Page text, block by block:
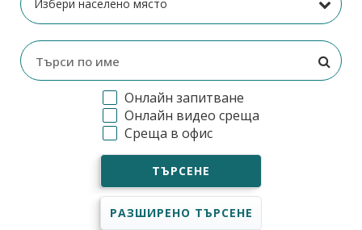
Онлайн запитване
Онлайн видео среща
Среща в офис
ТЪРСЕНЕ
РАЗШИРЕНО ТЪРСЕНЕ